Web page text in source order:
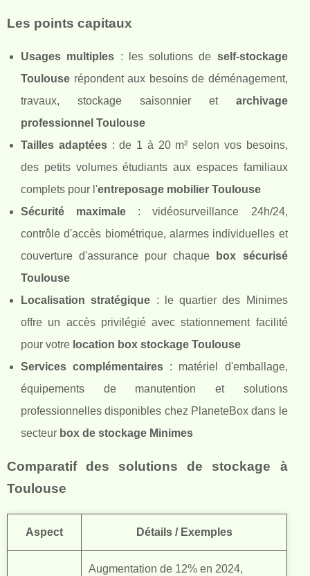
Les points capitaux
Usages multiples : les solutions de self-stockage
Toulouse répondent aux besoins de déménagement,
travaux, stockage saisonnier et archivage
professionnel Toulouse
Tailles adaptées: de 1 à 20 m² selon vos besoins,
des petits volumes étudiants aux espaces familiaux
complets pour l'entreposage mobilier Toulouse
Sécurité maximale : vidéosurveillance 24h/24,
contrôle d'accès biométrique, alarmes individuelles et
couverture d'assurance pour chaque
box sécurisé
Toulouse
Localisation stratégique : le quartier des Minimes
offre un accès privilégié avec stationnement facilité
pour votre location box stockage Toulouse
Services complémentaires : matériel d'emballage,
équipements de manutention et solutions
professionnelles disponibles chez PlaneteBox dans le
secteur box de stockage Minimes
Comparatif des solutions de stockage à
Toulouse
Aspect Détails / Exemples
Augmentation de 12% en 2024,